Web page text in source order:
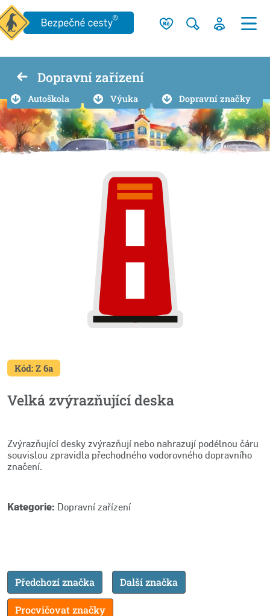
Dopravní zařízení
Autoškola Výuka Dopravní značky
Kód: Z 6a
Velká zvýrazňující deska
Zvýrazňující desky zvýrazňují nebo nahrazují podélnou čáru
souvislou zpravidla přechodného vodorovného dopravního
značení.
Kategorie: Dopravní zařízení
Předchozí značka Další značka
Procvičovat značky